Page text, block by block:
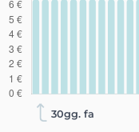
30gg. fa